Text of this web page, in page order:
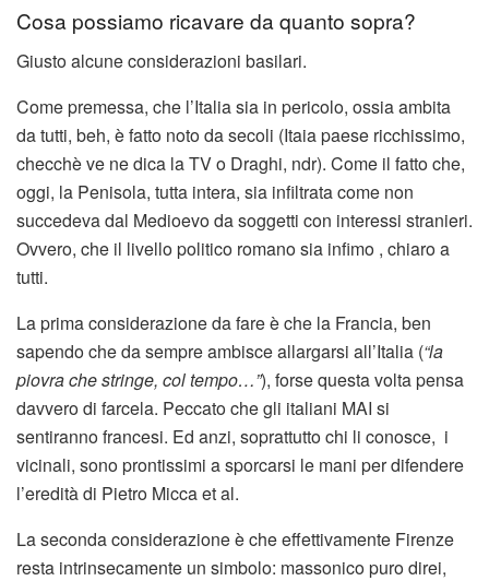
Cosa possiamo ricavare da quanto sopra?
Giusto alcune considerazioni basilari.
Come premessa, che l’Italia sia in pericolo, ossia ambita
da tutti, beh, è fatto noto da secoli (Itaia paese ricchissimo,
checchè ve ne dica la TV o Draghi, ndr). Come il fatto che,
oggi, la Penisola, tutta intera, sia infiltrata come non
succedeva dal Medioevo da soggetti con interessi stranieri.
Ovvero, che il livello politico romano sia infimo , chiaro a
tutti.
La prima considerazione da fare è che la Francia, ben
sapendo che da sempre ambisce allargarsi all’Italia (“la
piovra che stringe, col tempo…”), forse questa volta pensa
davvero di farcela. Peccato che gli italiani MAI si
sentiranno francesi. Ed anzi, soprattutto chi li conosce, i
vicinali, sono prontissimi a sporcarsi le mani per difendere
l’eredità di Pietro Micca et al.
La seconda considerazione è che effettivamente Firenze
resta intrinsecamente un simbolo: massonico puro direi,